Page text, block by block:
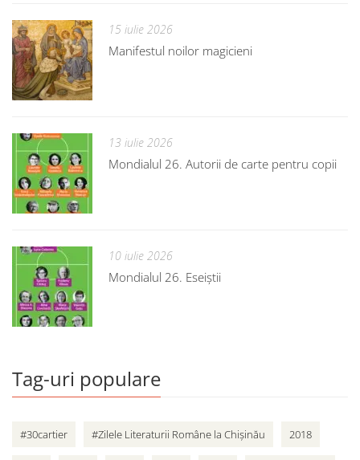
15 iulie 2026
Manifestul noilor magicieni
13 iulie 2026
Mondialul 26. Autorii de carte pentru copii
10 iulie 2026
Mondialul 26. Eseiștii
Tag-uri populare
#30cartier #Zilele Literaturii Române la Chișinău 2018